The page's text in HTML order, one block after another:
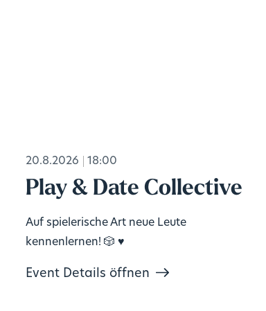
20.8.2026 18:00
Play & Date Collective
Auf spielerische Art neue Leute
kennenlernen! 🎲 ♥️
Event Details öffnen